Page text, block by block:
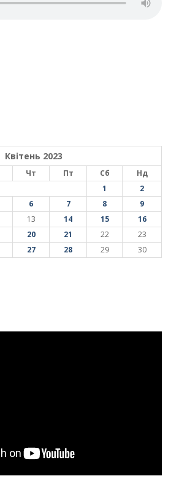
Квітень 2023
Чт Пт Сб
Нд
1
2
6 7 8
9
13 14 15
16
20 21 22
23
27 28 29 30